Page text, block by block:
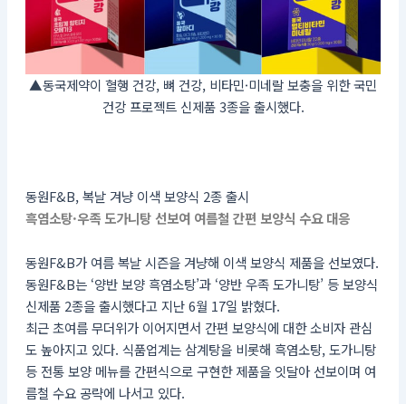
▲동국제약이 혈행 건강, 뼈 건강, 비타민·미네랄 보충을 위한 국민
건강 프로젝트 신제품 3종을 출시했다.
동원F&B, 복날 겨냥 이색 보양식 2종 출시
흑염소탕·우족 도가니탕 선보여 여름철 간편 보양식 수요 대응
동원F&B가 여름 복날 시즌을 겨냥해 이색 보양식 제품을 선보였다.
동원F&B는 ‘양반 보양 흑염소탕’과 ‘양반 우족 도가니탕’ 등 보양식
신제품 2종을 출시했다고 지난 6월 17일 밝혔다.
최근 초여름 무더위가 이어지면서 간편 보양식에 대한 소비자 관심
도 높아지고 있다. 식품업계는 삼계탕을 비롯해 흑염소탕, 도가니탕
등 전통 보양 메뉴를 간편식으로 구현한 제품을 잇달아 선보이며 여
름철 수요 공략에 나서고 있다.